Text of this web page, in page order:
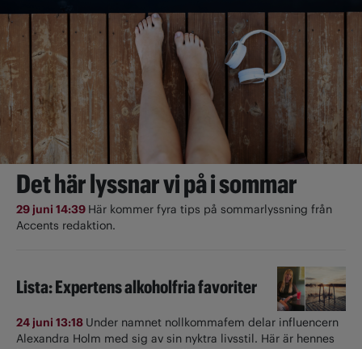
Det här lyssnar vi på i sommar
29 juni 14:39 Här kommer fyra tips på sommarlyssning från
Accents redaktion.
Lista: Expertens alkoholfria favoriter
24 juni 13:18 Under namnet nollkommafem delar influencern
Alexandra Holm med sig av sin nyktra livsstil. Här är hennes